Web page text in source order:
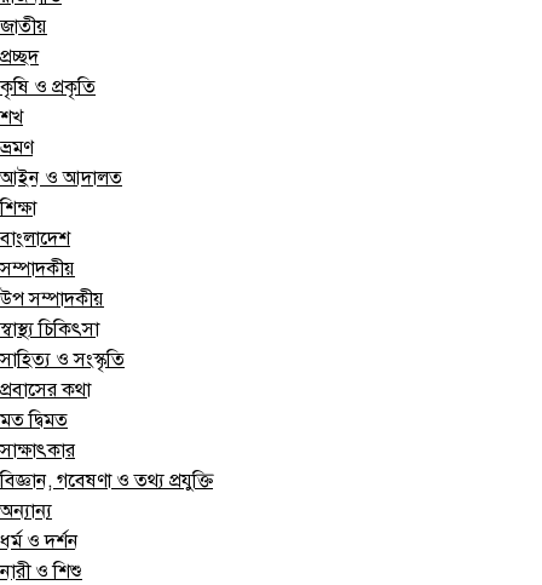
জাতীয়
প্রচ্ছদ
কৃষি ও প্রকৃতি
শখ
ভ্রমণ
আইন ও আদালত
শিক্ষা
বাংলাদেশ
সম্পাদকীয়
উপ সম্পাদকীয়
স্বাস্থ্য চিকিৎসা
সাহিত্য ও সংস্কৃতি
প্রবাসের কথা
মত দ্বিমত
সাক্ষাৎকার
বিজ্ঞান, গবেষণা ও তথ্য প্রযুক্তি
অন্যান্য
ধর্ম ও দর্শন
নারী ও শিশু